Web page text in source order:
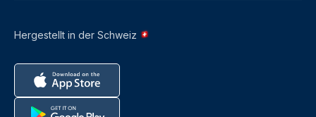
Hergestellt in der Schweiz